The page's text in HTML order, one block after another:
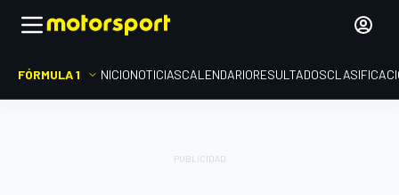
FÓRMULA 1 INICIONOTICIASCALENDARIORESULTADOS